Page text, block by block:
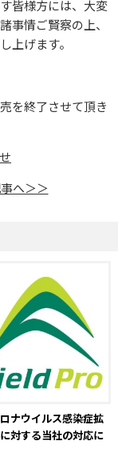
皆様方には、大変
事情ご賢察の上、
上げます。
を終了させて頂き
へ＞＞
ナウイルス感染症拡
対する当社の対応に